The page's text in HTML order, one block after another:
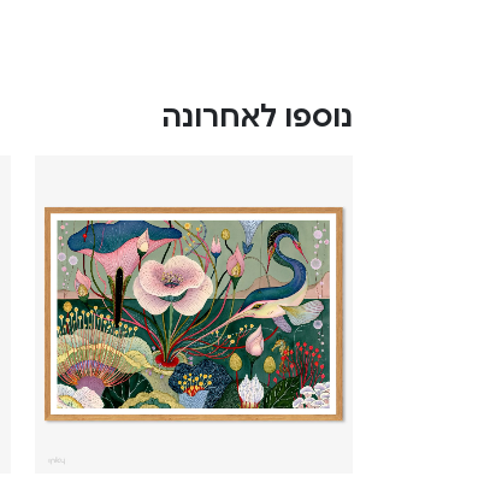
נוספו לאחרונה